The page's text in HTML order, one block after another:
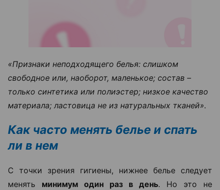
«Признаки неподходящего белья: слишком
свободное или, наоборот, маленькое; состав –
только синтетика или полиэстер; низкое качество
материала; ластовица не из натуральных тканей».
Как часто менять белье и спать
ли в нем
С точки зрения гигиены, нижнее белье следует
менять минимум один раз в день. Но это не